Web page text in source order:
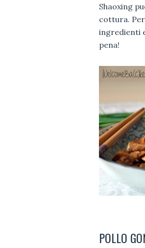
Shaoxing
cottura.
ingredienti
pena!
POLLO